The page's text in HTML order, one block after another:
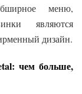
меню,
являются
дизайн.
чем больше,